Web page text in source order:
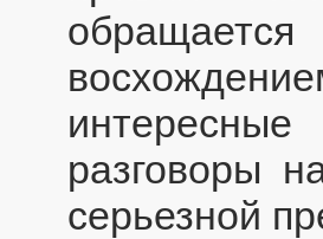
разговоры
серьезной